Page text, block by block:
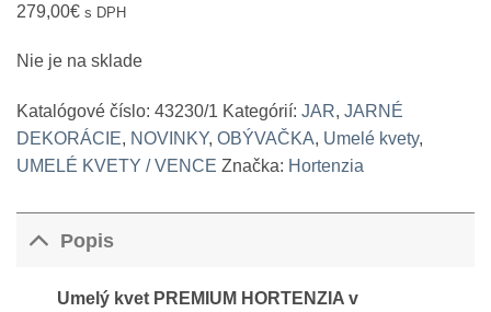
279,00€ s DPH
Nie je na sklade
Katalógové číslo: 43230/1 Kategórií: JAR, JARNÉ
DEKORÁCIE, NOVINKY, OBÝVAČKA, Umelé kvety,
UMELÉ KVETY / VENCE Značka: Hortenzia
Popis
Umelý kvet PREMIUM HORTENZIA v